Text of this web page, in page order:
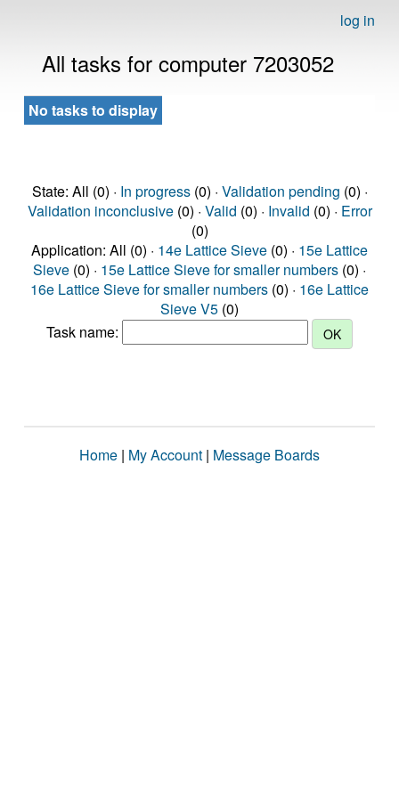
log in
All tasks for computer 7203052
No tasks to display
State: All (0) · In progress(0) · Validation pending (0) ·
Validation inconclusive(0) · Valid (0) · Invalid (0) · Error
(0)
Application: All (0) · 14e Lattice Sieve (0) · 15e Lattice
Sieve (0) · 15e Lattice Sieve for smaller numbers (0) ·
16e Lattice Sieve for smaller numbers (0) · 16e Lattice
Sieve V5 (0)
Task name:
Home | My Account | Message Boards